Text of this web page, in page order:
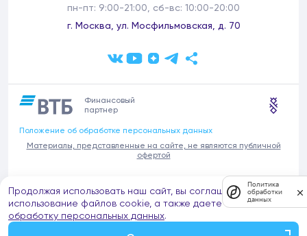
пн-пт: 9:00-21:00, сб-вс: 10:00-20:00
г. Москва, ул. Мосфильмовская, д. 70
Финансовый
партнер
Положение об обработке персональных данных
Материалы, представленные на сайте, не являются публичной
офертой
В связи с участившимися случаями предложений частных услуг от
имени компании Донстрой (проведения ремонтов, продажи
отделочных материалов и т.п.), обращаем внимание на то, что
компания Донстрой не оказывает таких услуг, не имеет
представительств такого профиля и не обращается к частным
Продолжая использовать наш сайт, вы соглашаетесь на
использование файлов cookie, а также даете согласие на
обработку персональных данных.
Политика
обработки
данных